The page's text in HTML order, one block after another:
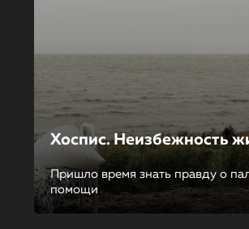
Хоспис. Неизбежность
Пришло время знать правду о
помощи